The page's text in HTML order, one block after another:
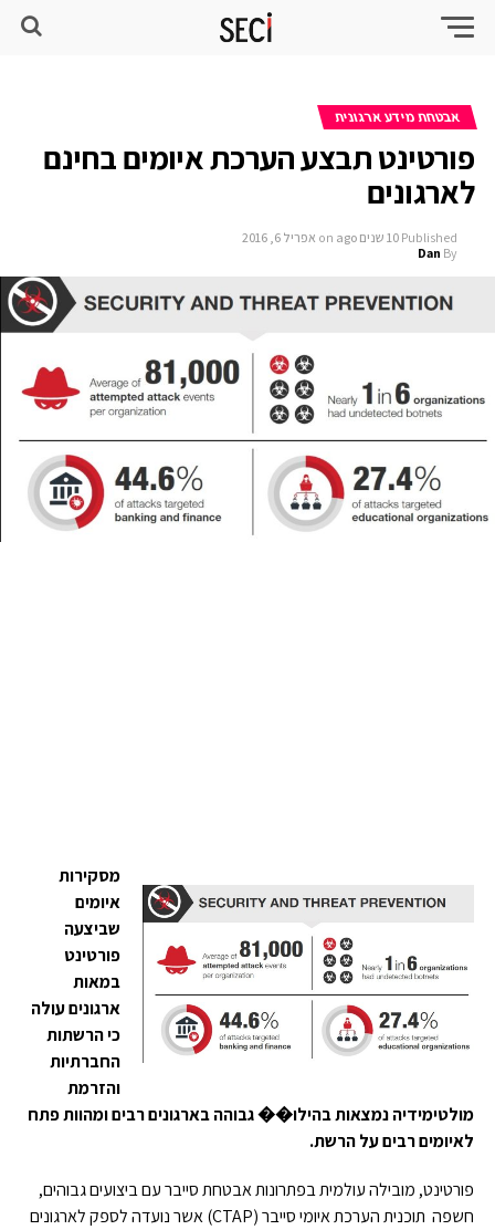
אבטחת מידע ארגונית
פורטינט תבצע הערכת איומים בחינם
לארגונים
Published 10 שנים ago on אפריל 6, 2016
By
Dan
מסקירות
איומים
שביצעה
פורטינט
במאות
ארגונים עולה
כי הרשתות
החברתיות
והזרמת
מולטימידיה נמצאות בהילו�� גבוהה בארגונים רבים ומהוות פתח
לאיומים רבים על הרשת.
פורטינט, מובילה עולמית בפתרונות אבטחת סייבר עם ביצועים גבוהים,
חשפה תוכנית הערכת איומי סייבר (CTAP) אשר נועדה לספק לארגונים